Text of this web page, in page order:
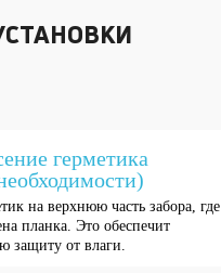
герметика
на верхнюю часть забора, где
планка. Это обеспечит
защиту от влаги.